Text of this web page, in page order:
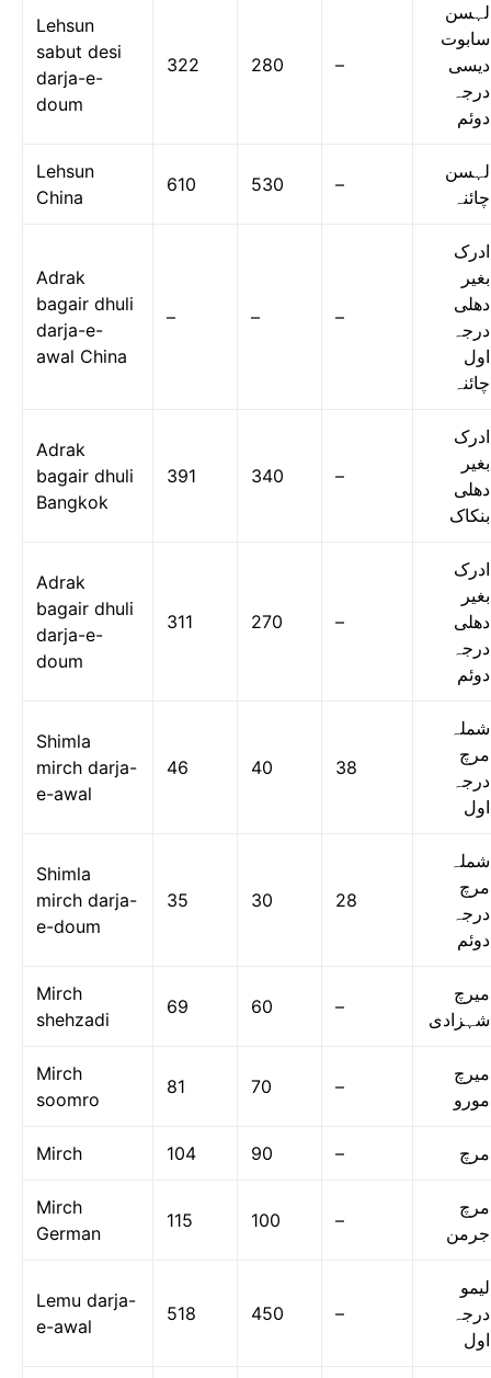
Lehsun
sabut desi
darja-e-
doum
322 280 –
لہسن
سابوت
دیسی
درجہ
دوئم
Lehsun
China
610 530 –
لہسن
چائنہ
Adrak
bagair dhuli
darja-e-
awal China
– – –
ادرک
بغیر
دھلی
درجہ
اول
چائنہ
Adrak
bagair dhuli
Bangkok
391 340 –
ادرک
بغیر
دھلی
بنکاک
Adrak
bagair dhuli
darja-e-
doum
311 270 –
ادرک
بغیر
دھلی
درجہ
دوئم
Shimla
mirch darja-
e-awal
46 40 38
شملہ
مرچ
درجہ
اول
Shimla
mirch darja-
e-doum
35 30 28
شملہ
مرچ
درجہ
دوئم
Mirch
shehzadi
69 60 –
میرچ
شہزادی
Mirch
soomro
81 70 –
میرچ
مورو
Mirch 104 90 – مرچ
Mirch
German
115 100 –
مرچ
جرمن
Lemu darja-
e-awal
518 450 –
لیمو
درجہ
اول